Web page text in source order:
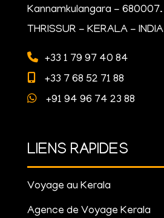
Kannamkulangara - 680007.
THRISSUR - KERALA - INDIA
+33 1 79 97 40 84
+33 7 68 52 71 88
+91 94 96 74 23 88
LIENS RAPIDES
Voyage au Kerala
Agence de Voyage Kerala